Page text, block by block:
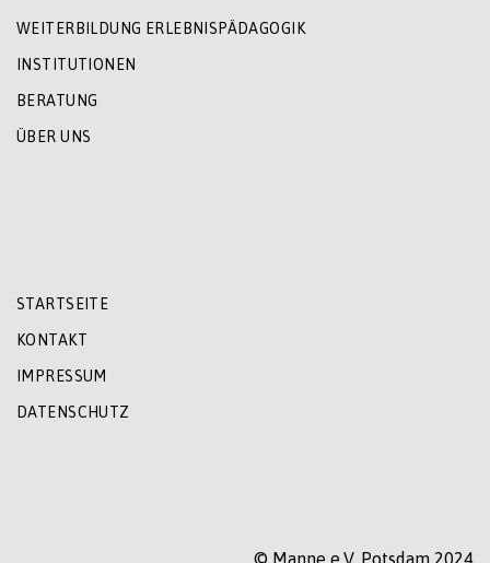
WEITERBILDUNG ERLEBNISPÄDAGOGIK
INSTITUTIONEN
BERATUNG
ÜBER UNS
STARTSEITE
KONTAKT
IMPRESSUM
DATENSCHUTZ
© Manne e.V. Potsdam 2024